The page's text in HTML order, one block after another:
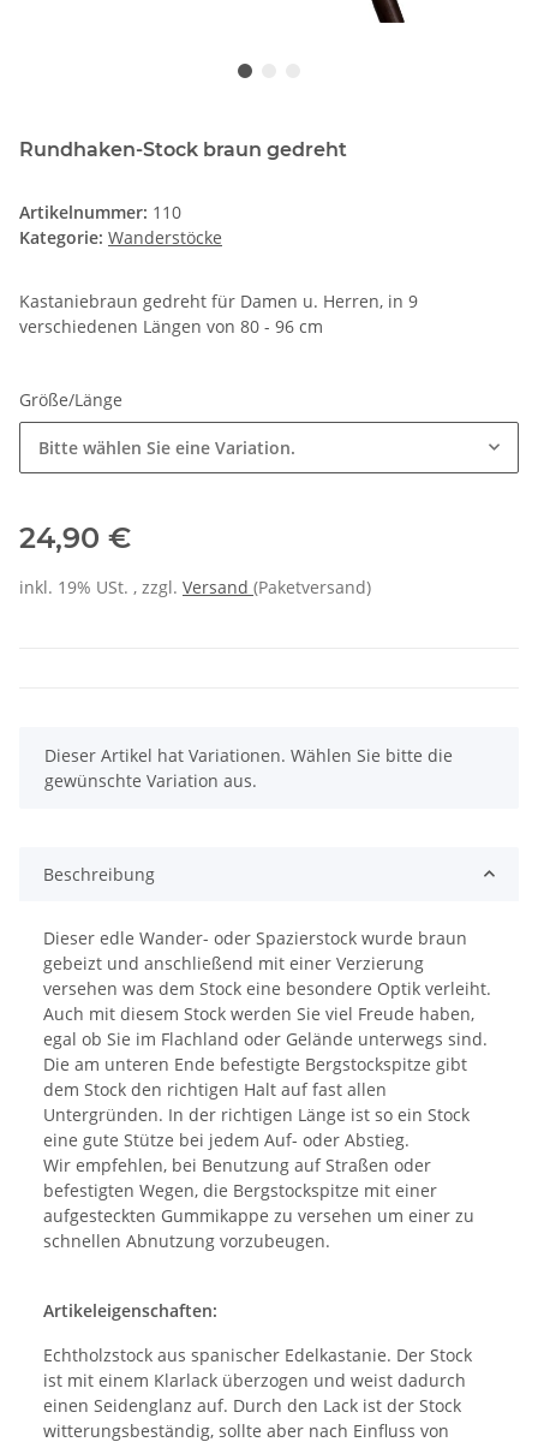
Rundhaken-Stock braun gedreht
Artikelnummer: 110
Kategorie: Wanderstöcke
Kastaniebraun gedreht für Damen u. Herren, in 9
verschiedenen Längen von 80 - 96 cm
Größe/Länge
Bitte wählen Sie eine Variation.
24,90 €
inkl. 19% USt. , zzgl. Versand (Paketversand)
x
Dieser Artikel hat Variationen. Wählen Sie bitte die
gewünschte Variation aus.
Beschreibung
Dieser edle Wander- oder Spazierstock wurde braun
gebeizt und anschließend mit einer Verzierung
versehen was dem Stock eine besondere Optik verleiht.
Auch mit diesem Stock werden Sie viel Freude haben,
egal ob Sie im Flachland oder Gelände unterwegs sind.
Die am unteren Ende befestigte Bergstockspitze gibt
dem Stock den richtigen Halt auf fast allen
Untergründen. In der richtigen Länge ist so ein Stock
eine gute Stütze bei jedem Auf- oder Abstieg.
Wir empfehlen, bei Benutzung auf Straßen oder
befestigten Wegen, die Bergstockspitze mit einer
aufgesteckten Gummikappe zu versehen um einer zu
schnellen Abnutzung vorzubeugen.
Artikeleigenschaften:
Echtholzstock aus spanischer Edelkastanie. Der Stock
ist mit einem Klarlack überzogen und weist dadurch
einen Seidenglanz auf. Durch den Lack ist der Stock
witterungsbeständig, sollte aber nach Einfluss von